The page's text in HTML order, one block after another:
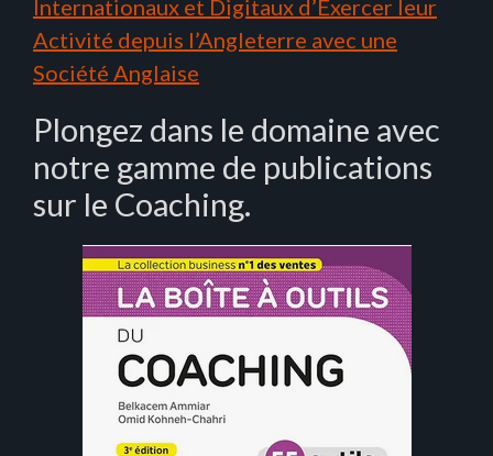
Internationaux et Digitaux d’Exercer leur
Activité depuis l’Angleterre avec une
Société Anglaise
Plongez dans le domaine avec
notre gamme de publications
sur le Coaching.